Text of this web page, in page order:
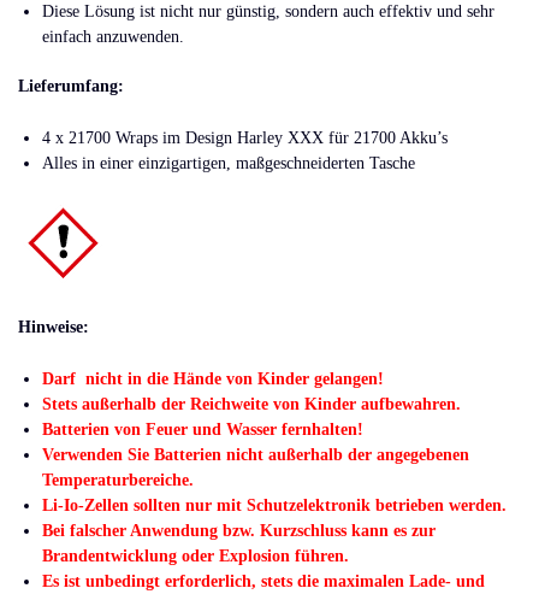
Diese Lösung ist nicht nur günstig, sondern auch effektiv und sehr
einfach anzuwenden.
Lieferumfang:
4 x 21700 Wraps im Design Harley XXX für 21700 Akku’s
Alles in einer einzigartigen, maßgeschneiderten Tasche
Hinweise:
Darf nicht in die Hände von Kinder gelangen!
Stets außerhalb der Reichweite von Kinder aufbewahren.
Batterien von Feuer und Wasser fernhalten!
Verwenden Sie Batterien nicht außerhalb der angegebenen
Temperaturbereiche.
Li-Io-Zellen sollten nur mit Schutzelektronik betrieben werden.
Bei falscher Anwendung bzw. Kurzschluss kann es zur
Brandentwicklung oder Explosion führen.
Es ist unbedingt erforderlich, stets die maximalen Lade- und